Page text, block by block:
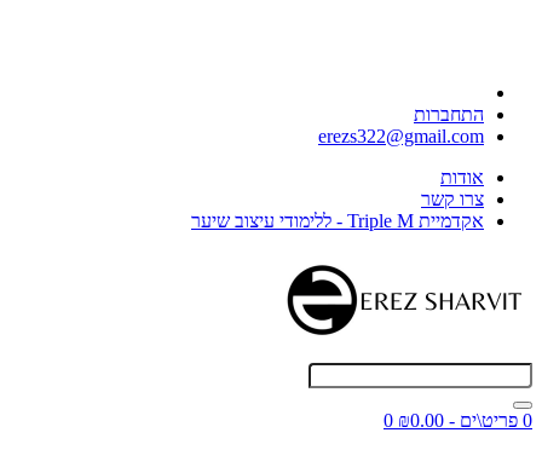
התחברות
erezs322@gmail.com
אודות
צרו קשר
אקדמיית Triple M - ללימודי עיצוב שיער
0 פריט\ים - ₪0.00
0